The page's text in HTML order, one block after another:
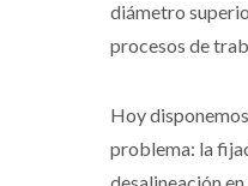
diámetro
procesos de
Hoy
problema: la